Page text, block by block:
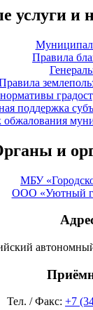
услуги и
Правила
поддержка
обжалования
и
МБУ
ООО «Уютный
Тел. / Факс: +7